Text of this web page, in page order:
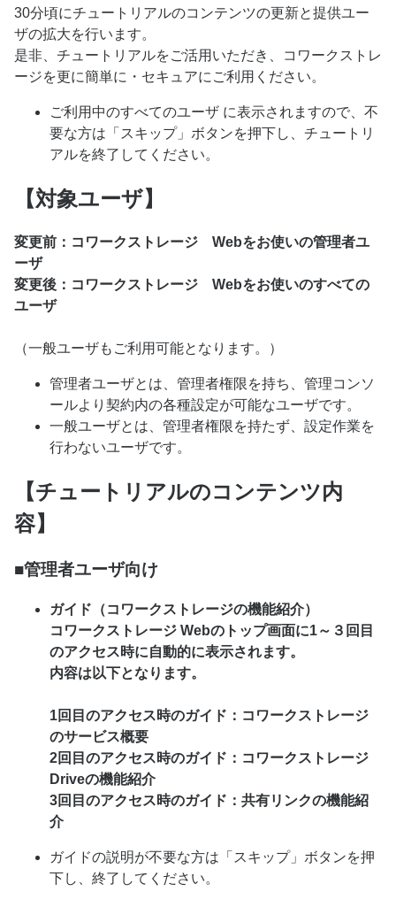
30分頃にチュートリアルのコンテンツの更新と提供ユー
ザの拡大を行います。
是非、チュートリアルをご活用いただき、コワークストレ
ージを更に簡単に・セキュアにご利用ください。
ご利用中のすべてのユーザ に表示されますので、不
要な方は「スキップ」ボタンを押下し、チュートリ
アルを終了してください。
【対象ユーザ】
変更前：コワークストレージ Webをお使いの管理者ユ
ーザ
変更後：コワークストレージ Webをお使いのすべての
ユーザ
（一般ユーザもご利用可能となります。）
管理者ユーザとは、管理者権限を持ち、管理コンソ
ールより契約内の各種設定が可能なユーザです。
一般ユーザとは、管理者権限を持たず、設定作業を
行わないユーザです。
【チュートリアルのコンテンツ内
容】
■管理者ユーザ向け
ガイド（コワークストレージの機能紹介）
コワークストレージ Webのトップ画面に1～３回目
のアクセス時に自動的に表示されます。
内容は以下となります。
1回目のアクセス時のガイド：コワークストレージ
のサービス概要
2回目のアクセス時のガイド：コワークストレージ
Driveの機能紹介
3回目のアクセス時のガイド：共有リンクの機能紹
介
ガイドの説明が不要な方は「スキップ」ボタンを押
下し、終了してください。